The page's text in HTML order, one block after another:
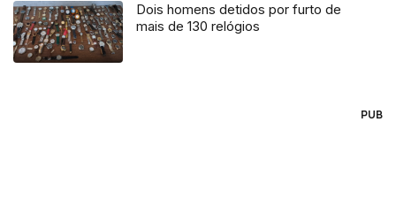
Dois homens detidos por furto de
mais de 130 relógios
PUB